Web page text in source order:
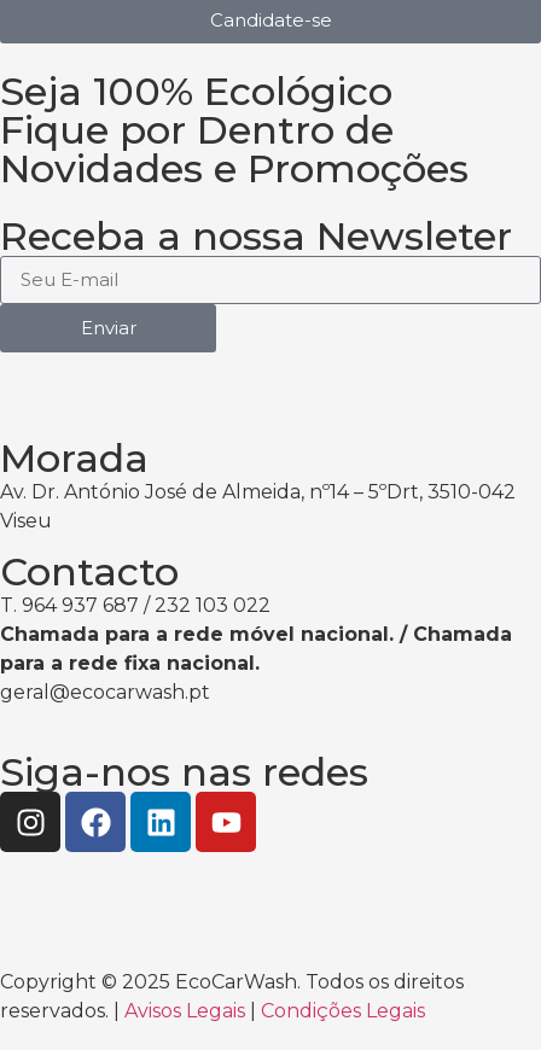
Candidate-se
Seja 100% Ecológico
Fique por Dentro de
Novidades e Promoções
Receba a nossa Newsleter
Enviar
Morada
Av. Dr. António José de Almeida, nº14 – 5ºDrt, 3510-042
Viseu
Contacto
T. 964 937 687 / 232 103 022
Chamada para a rede móvel nacional. / Chamada
para a rede fixa nacional.
geral@ecocarwash.pt
Siga-nos nas redes
Copyright © 2025 EcoCarWash. Todos os direitos
reservados. | Avisos Legais Condições Legais